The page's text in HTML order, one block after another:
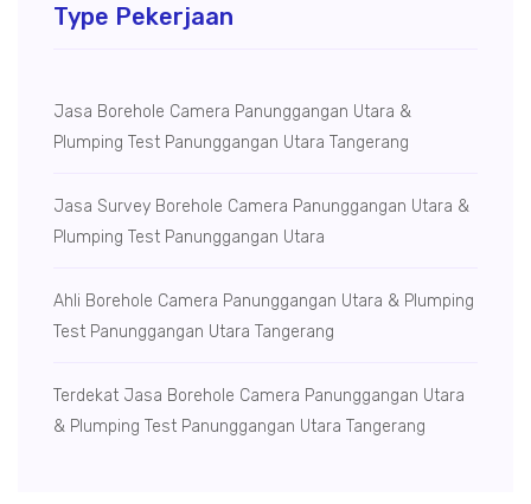
Type Pekerjaan
Jasa Borehole Camera Panunggangan Utara &
Plumping Test Panunggangan Utara Tangerang
Jasa Survey Borehole Camera Panunggangan Utara &
Plumping Test Panunggangan Utara
Ahli Borehole Camera Panunggangan Utara & Plumping
Test Panunggangan Utara Tangerang
Terdekat Jasa Borehole Camera Panunggangan Utara
& Plumping Test Panunggangan Utara Tangerang